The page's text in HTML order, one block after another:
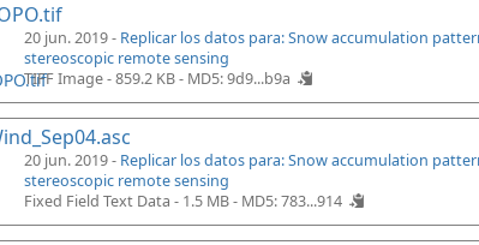
20 jun. 2019 - Replicar los datos para: Snow accumulation
stereoscopic remote sensing
TIFF Image - 859.2 KB - MD5: 9d9...b9a
20 jun. 2019 - Replicar los datos para: Snow accumulation
stereoscopic remote sensing
Fixed Field Text Data - 1.5 MB - MD5: 783...914